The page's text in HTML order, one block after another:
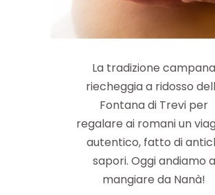
La tradizione campana
riecheggia a ridosso
Fontana di Trevi per
regalare ai romani un
autentico, fatto di
sapori. Oggi andiamo a
mangiare da Nanà!